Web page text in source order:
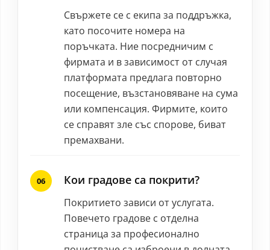
Свържете се с екипа за поддръжка,
като посочите номера на
поръчката. Ние посредничим с
фирмата и в зависимост от случая
платформата предлага повторно
посещение, възстановяване на сума
или компенсация. Фирмите, които
се справят зле със спорове, биват
премахвани.
Кои градове са покрити?
Покритието зависи от услугата.
Повечето градове с отделна
страница за професионално